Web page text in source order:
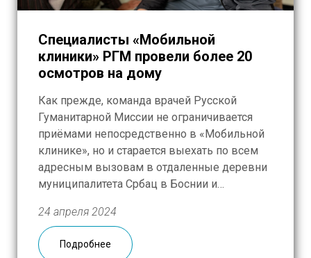
Специалисты «Мобильной
клиники» РГМ провели более 20
осмотров на дому
Как прежде, команда врачей Русской
Гуманитарной Миссии не ограничивается
приёмами непосредственно в «Мобильной
клинике», но и старается выехать по всем
адресным вызовам в отдаленные деревни
муниципалитета Србац в Боснии и
оказалось существенно больше, чем
прошлым летом. За шесть рабочих дней, с
16 по 23 апреля, к нам поступило […]
24 апреля 2024
Подробнее